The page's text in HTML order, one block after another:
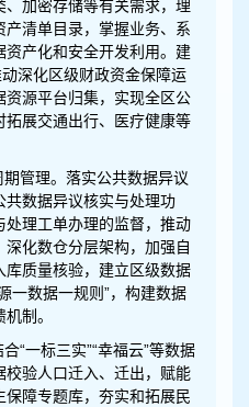
加密存储等有关需求，理
清单目录，掌握业务、系
产化和安全开发利用。建
深化区级财政资金保障运
源平台归集，实现全区公
展交通出行、医疗健康等
管理。落实公共数据异议
数据异议核实与处理功
处理工单办理的监督，推动
化数仓分层架构，加强自
质量核验，建立区级数据
一数据一规则”，构建数据
制。
“一标三实”“幸福云”等数据
验人口迁入、迁出，赋能
障专题库，夯实和拓展民